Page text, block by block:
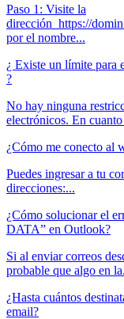
Paso 1: Visite la
dirección https://
por el nombre...
¿ Existe un límite para
?
No hay ninguna
electrónicos. En
¿Cómo me conecto al
Puedes ingresar a tu
direcciones:...
¿Cómo solucionar el
DATA” en Outlook?
Si al enviar correos
probable que algo en
¿Hasta cuántos
email?